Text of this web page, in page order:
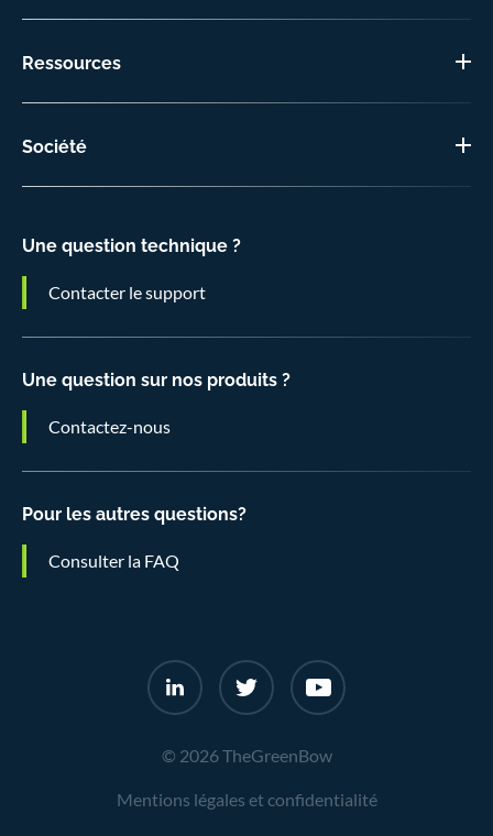
Ressources
Société
Une question technique ?
Contacter le support
Une question sur nos produits ?
Contactez-nous
Pour les autres questions?
Consulter la FAQ
© 2026 TheGreenBow
Mentions légales et confidentialité